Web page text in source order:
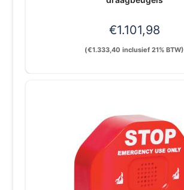
€1.101,98
(€1.333,40 inclusief 21% BTW)